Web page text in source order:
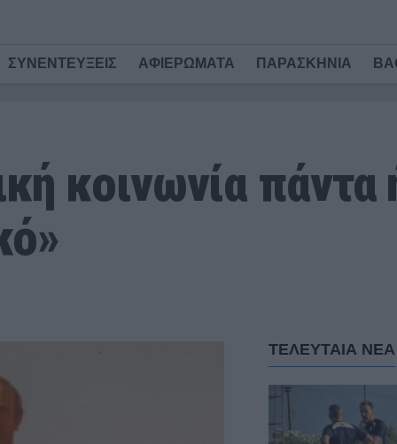
ΣΥΝΕΝΤΕΥΞΕΙΣ ΑΦΙΕΡΩΜΑΤΑ ΠΑΡΑΣΚΗΝΙΑ
κοινωνία πάντα
ΤΕΛΕΥΤΑΙΑ ΝΕΑ